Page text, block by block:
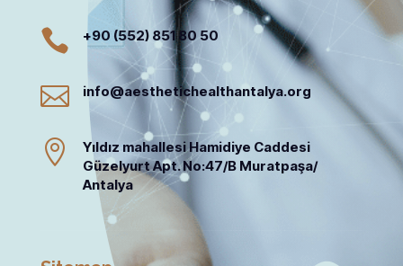
 +90 (552) 851 80 50
 info@aesthetichealthantalya.org

Yıldız mahallesi Hamidiye Caddesi
Güzelyurt Apt. No:47/B Muratpaşa/
Antalya